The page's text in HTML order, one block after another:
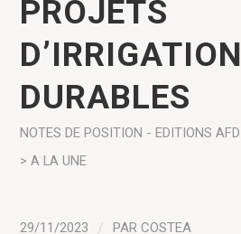
PROJETS
D’IRRIGATION
DURABLES
NOTES DE POSITION - EDITIONS AFD
> A LA UNE
29/11/2023 / PARCOSTEA